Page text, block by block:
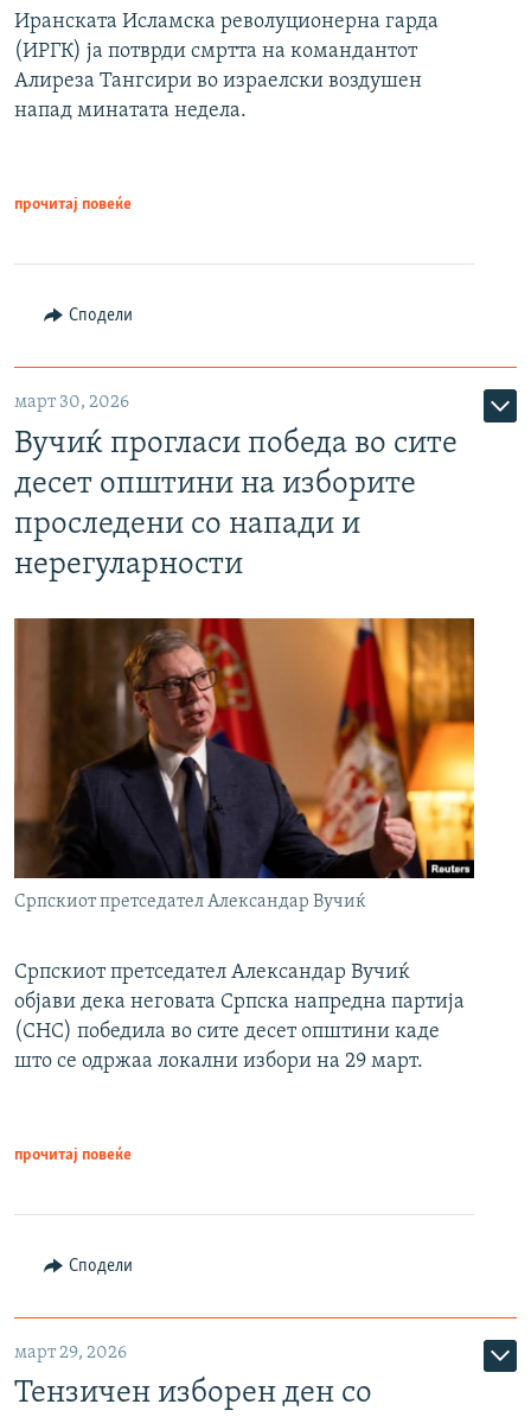
Иранската Исламска револуционерна гарда
(ИРГК) ја потврди смртта на командантот
Алиреза Тангсири во израелски воздушен
напад минатата недела.
прочитај повеќе
Сподели
март 30, 2026
Вучиќ прогласи победа во сите
десет општини на изборите
проследени со напади и
нерегуларности
Српскиот претседател Александар Вучиќ
Српскиот претседател Александар Вучиќ
објави дека неговата Српска напредна партија
(СНС) победила во сите десет општини каде
што се одржаа локални избори на 29 март.
прочитај повеќе
Сподели
март 29, 2026
Тензичен изборен ден со